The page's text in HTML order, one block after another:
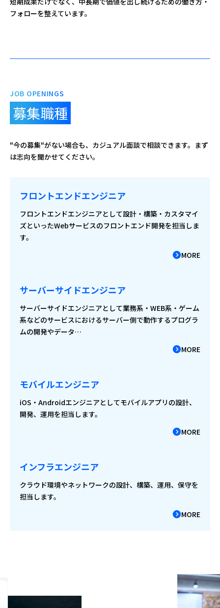
フォローを整えています。
JOB OPENINGS
募集職種
"今の募集"がない場合も、カジュアル面談で相談できます。まず
は志向を聞かせてください。
フロントエンドエンジニア
フロントエンドエンジニアとして設計・構築・カスタマイ
ズといったWebサービスのフロントエンド開発を担当しま
す。
MORE
サーバーサイドエンジニア
サーバーサイドエンジニアとして業務系・WEB系・ゲーム
系などのサービスにおけるサーバー側で動作するプログラ
ムの開発やデータ…
MORE
モバイルエンジニア
iOS・Androidエンジニアとしてモバイルアプリの設計、
開発、運用を担当します。
MORE
インフラエンジニア
クラウド環境やネットワークの設計、構築、運用、保守を
担当します。
MORE